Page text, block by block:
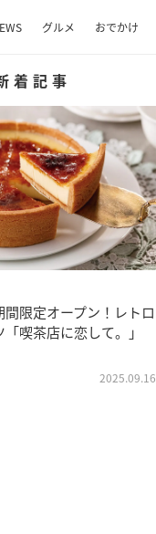
グルメ おでかけ
着記事
限定オープン！レトロ
喫茶店に恋して。」
2025.09.16